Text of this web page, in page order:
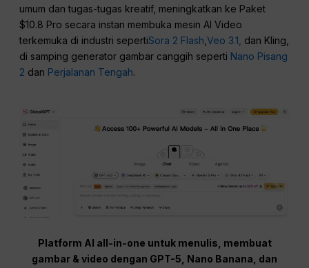
umum dan tugas-tugas kreatif, meningkatkan ke Paket
$10.8 Pro secara instan membuka mesin AI Video
terkemuka di industri sepertiSora 2 Flash ,Veo 3.1, dan Kling,
di samping generator gambar canggih seperti Nano Pisang
2 dan Perjalanan Tengah.
Platform AI all-in-one untuk menulis, membuat
gambar & video dengan GPT-5, Nano Banana, dan